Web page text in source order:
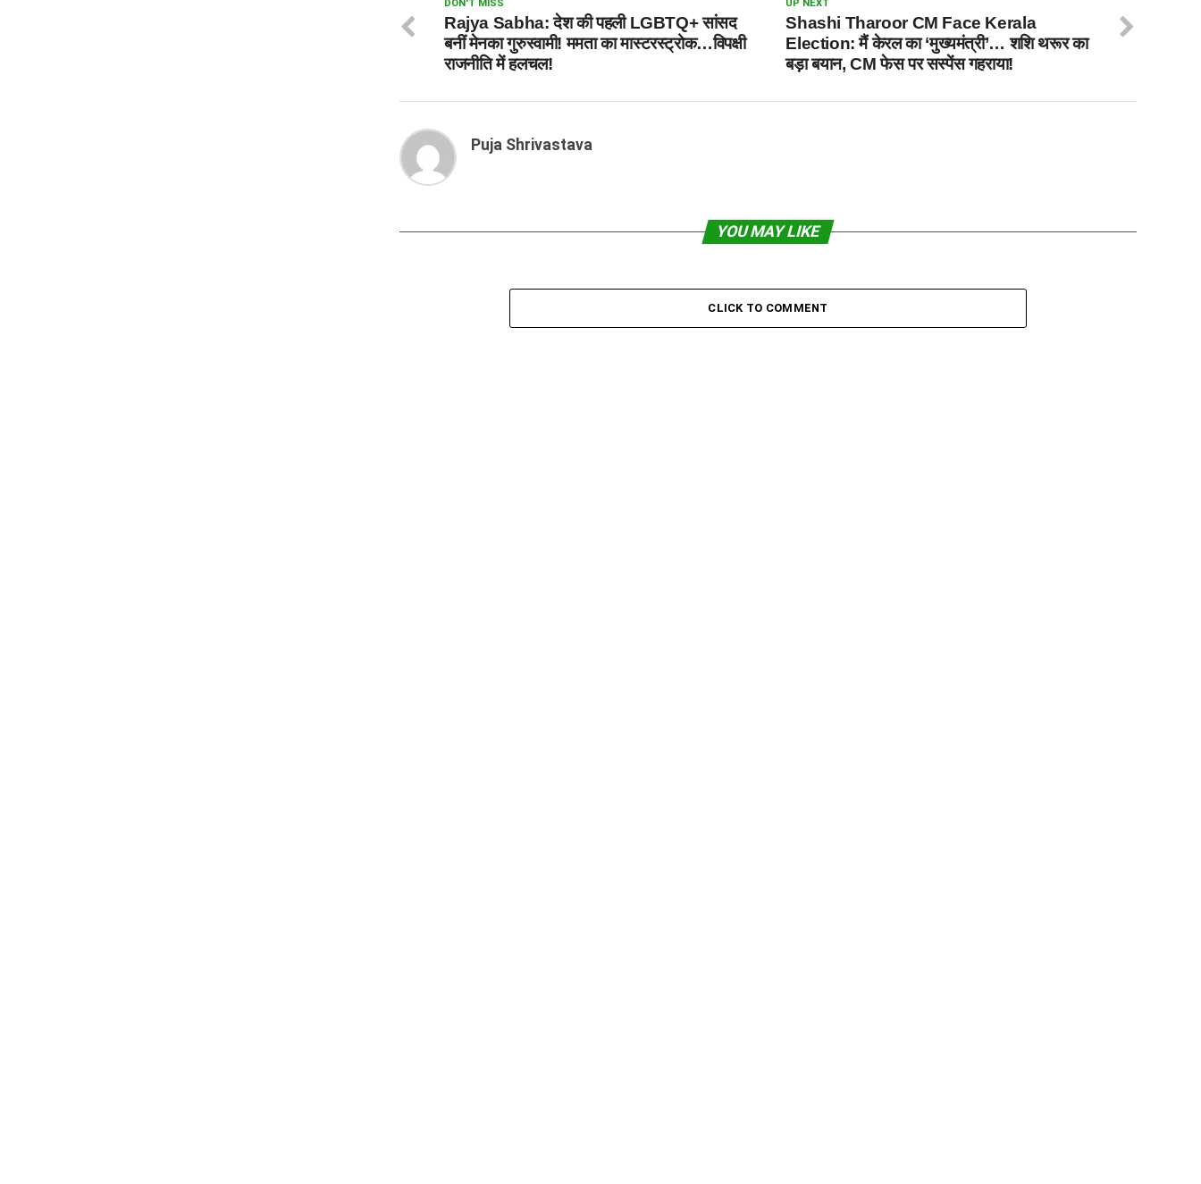
UP NEXT
Shashi Tharoor CM Face Kerala
Election: मैं केरल का ‘मुख्यमंत्री’… शशि थरूर का
बड़ा बयान, CM फेस पर सस्पेंस गहराया!
DON'T MISS
Rajya Sabha: देश की पहली LGBTQ+ सांसद
बनीं मेनका गुरुस्वामी! ममता का मास्टरस्ट्रोक…विपक्षी
राजनीति में हलचल!
Puja Shrivastava
YOU MAY LIKE
CLICK TO COMMENT